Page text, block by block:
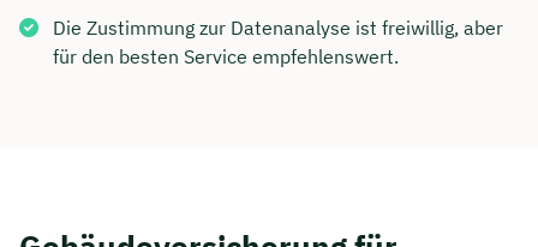
Die Zustimmung zur Datenanalyse ist freiwillig, aber
für den besten Service empfehlenswert.